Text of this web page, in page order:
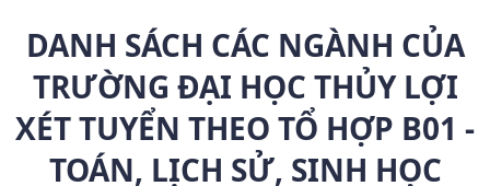
DANH SÁCH CÁC NGÀNH CỦA
TRƯỜNG ĐẠI HỌC THỦY LỢI
XÉT TUYỂN THEO TỔ HỢP B01 -
TOÁN, LỊCH SỬ, SINH HỌC